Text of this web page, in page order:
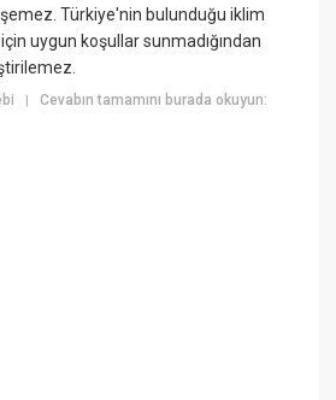
Türkiye'nin bulunduğu iklim
uygun koşullar sunmadığından
|Cevabın tamamını burada okuyun: